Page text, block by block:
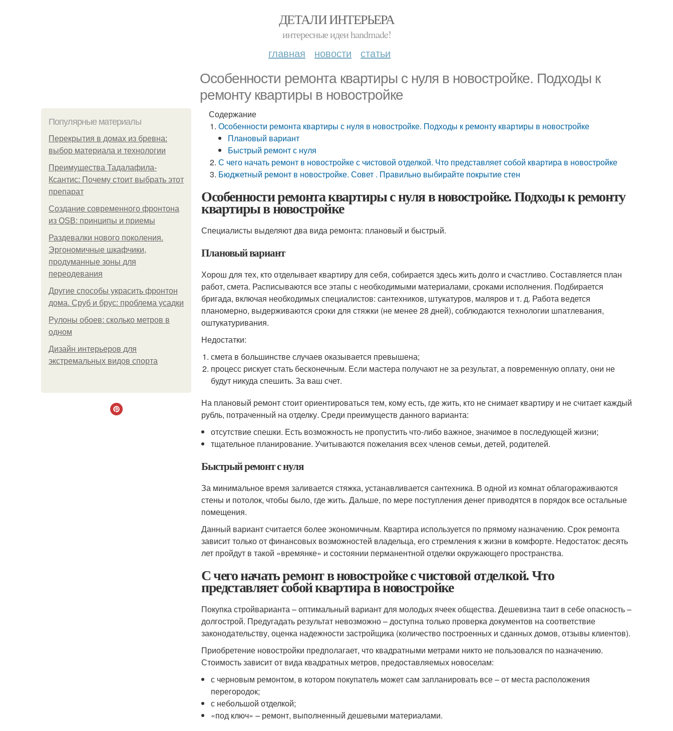
ДЕТАЛИ ИНТЕРЬЕРА
интересные идеи handmade!
главная новости статьи
Особенности ремонта квартиры с нуля в новостройке. Подходы к
ремонту квартиры в новостройке
Популярные материалы
Перекрытия в домах из бревна:
выбор материала и технологии
Преимущества Тадалафила-
Ксантис: Почему стоит выбрать этот
препарат
Создание современного фронтона
из OSB: принципы и приемы
Раздевалки нового поколения.
Эргономичные шкафчики,
продуманные зоны для
переодевания
Другие способы украсить фронтон
дома. Сруб и брус: проблема усадки
Рулоны обоев: сколько метров в
одном
Дизайн интерьеров для
экстремальных видов спорта
Содержание
Особенности ремонта квартиры с нуля в новостройке. Подходы к ремонту квартиры в новостройке
Плановый вариант
Быстрый ремонт с нуля
С чего начать ремонт в новостройке с чистовой отделкой. Что представляет собой квартира в новостройке
Бюджетный ремонт в новостройке. Совет . Правильно выбирайте покрытие стен
Особенности ремонта квартиры с нуля в новостройке. Подходы к ремонту
квартиры в новостройке
Специалисты выделяют два вида ремонта: плановый и быстрый.
Плановый вариант
Хорош для тех, кто отделывает квартиру для себя, собирается здесь жить долго и счастливо. Составляется план
работ, смета. Расписываются все этапы с необходимыми материалами, сроками исполнения. Подбирается
бригада, включая необходимых специалистов: сантехников, штукатуров, маляров и т. д. Работа ведется
планомерно, выдерживаются сроки для стяжки (не менее 28 дней), соблюдаются технологии шпатлевания,
оштукатуривания.
Недостатки:
смета в большинстве случаев оказывается превышена;
процесс рискует стать бесконечным. Если мастера получают не за результат, а повременную оплату, они не
будут никуда спешить. За ваш счет.
На плановый ремонт стоит ориентироваться тем, кому есть, где жить, кто не снимает квартиру и не считает каждый
рубль, потраченный на отделку. Среди преимуществ данного варианта:
отсутствие спешки. Есть возможность не пропустить что-либо важное, значимое в последующей жизни;
тщательное планирование. Учитываются пожелания всех членов семьи, детей, родителей.
Быстрый ремонт с нуля
За минимальное время заливается стяжка, устанавливается сантехника. В одной из комнат облагораживаются
стены и потолок, чтобы было, где жить. Дальше, по мере поступления денег приводятся в порядок все остальные
помещения.
Данный вариант считается более экономичным. Квартира используется по прямому назначению. Срок ремонта
зависит только от финансовых возможностей владельца, его стремления к жизни в комфорте. Недостаток: десять
лет пройдут в такой «времянке» и состоянии перманентной отделки окружающего пространства.
С чего начать ремонт в новостройке с чистовой отделкой. Что
представляет собой квартира в новостройке
Покупка стройварианта – оптимальный вариант для молодых ячеек общества. Дешевизна таит в себе опасность –
долгострой. Предугадать результат невозможно – доступна только проверка документов на соответствие
законодательству, оценка надежности застройщика (количество построенных и сданных домов, отзывы клиентов).
Приобретение новостройки предполагает, что квадратными метрами никто не пользовался по назначению.
Стоимость зависит от вида квадратных метров, предоставляемых новоселам:
с черновым ремонтом, в котором покупатель может сам запланировать все – от места расположения
перегородок;
с небольшой отделкой;
«под ключ» – ремонт, выполненный дешевыми материалами.